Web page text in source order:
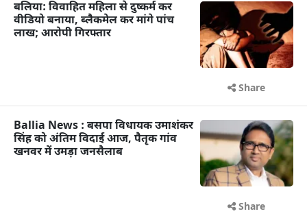
बलिया: विवाहित महिला से दुष्कर्म कर
वीडियो बनाया, ब्लैकमेल कर मांगे पांच
लाख; आरोपी गिरफ्तार
Share
Ballia News : बसपा विधायक उमाशंकर
सिंह को अंतिम विदाई आज, पैतृक गांव
खनवर में उमड़ा जनसैलाब
Share